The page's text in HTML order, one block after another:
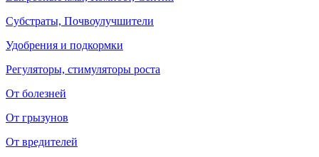
Субстраты, Почвоулучшители
Удобрения и подкормки
Регуляторы, стимуляторы роста
От болезней
От грызунов
От вредителей